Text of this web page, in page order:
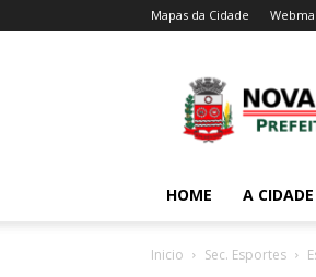
Mapas da Cidade
HOME A CIDADE
Inicio Sec. Esportes